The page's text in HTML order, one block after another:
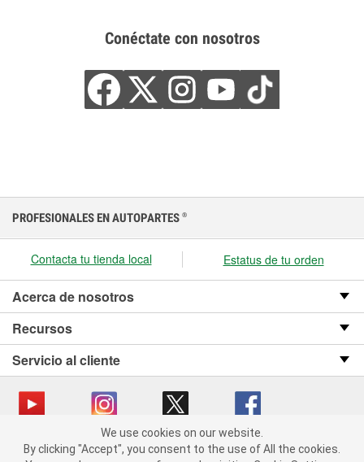
Conéctate con nosotros
We use cookies on our website. By clicking "Accept", you consent
to the use of All the cookies.
PROFESIONALES EN AUTOPARTES ®
Contacta tu tienda local Estatus de tu orden
Acerca de nosotros
Recursos
Servicio al cliente
Copyright © 2008-2026 O’Reilly Auto Parts v OST_3.2.0.0.729 (3) cv1361
We use cookies on our website.
By clicking "Accept", you consent to the use of All the cookies.